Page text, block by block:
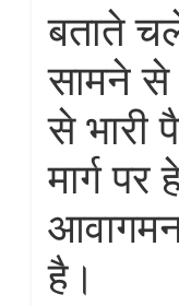
बताते
सामने से
से भारी
मार्ग
है।